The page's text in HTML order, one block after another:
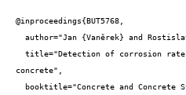
@inproceedings{BUT5768,
concrete",